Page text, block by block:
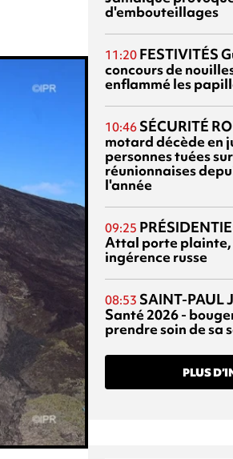
d'embouteillages
11:20 FESTIVITÉS
concours de
enflammé les
10:46 SÉCURITÉ
motard décède en
personnes tuées
réunionnaises
l'année
09:25
Attal porte plainte,
ingérence russe
08:53 SAINT-PAUL
Santé 2026 -
prendre soin de sa
PLUS